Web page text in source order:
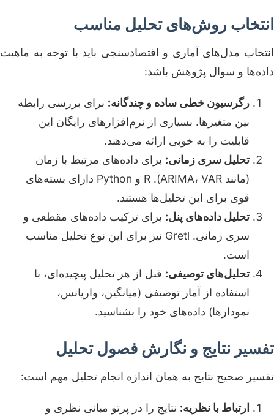
انتخاب روش‌های تحلیل مناسب
انتخاب مدل‌های آماری و اقتصادسنجی باید با توجه به ماهیت
داده‌ها و سوال پژوهش باشد:
رگرسیون خطی ساده و چندگانه: برای بررسی رابطه
بین متغیرها. بسیاری از نرم‌افزارهای رایگان این
قابلیت را به خوبی ارائه می‌دهند.
تحلیل سری زمانی: برای داده‌های مرتبط با زمان
(مانند ARIMA، VAR). R و Python دارای بسته‌های
قوی برای این تحلیل‌ها هستند.
تحلیل داده‌های پنل: برای ترکیب داده‌های مقطعی و
سری زمانی. Gretl نیز برای این نوع تحلیل مناسب
است.
تحلیل‌های توصیفی: قبل از هر تحلیل پیچیده‌ای، با
استفاده از آمار توصیفی (میانگین، واریانس،
نمودارها) داده‌های خود را بشناسید.
تفسیر نتایج و نگارش فصول تحلیل
تفسیر صحیح نتایج به همان اندازه انجام تحلیل مهم است:
ارتباط با نظریه: نتایج را در پرتو مبانی نظری و